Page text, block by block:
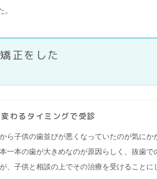
正をした
わるタイミングで受診
ら子供の歯並びが悪くなっていたのが気にか
一本の歯が大きめなのが原因らしく、抜歯で
、子供と相談の上でその治療を受けることに